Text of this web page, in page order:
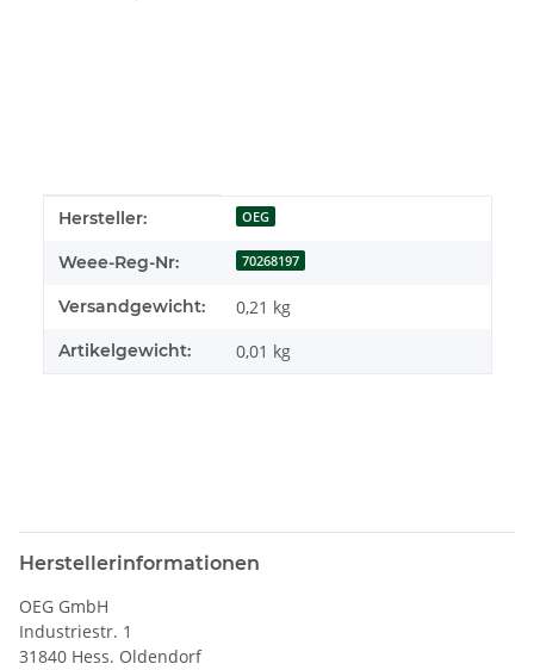
Produkteigenschaft
Wert
Hersteller: OEG
Weee-Reg-Nr: 70268197
Versandgewicht: 0,21 kg
Artikelgewicht: 0,01 kg
Herstellerinformationen
OEG GmbH
Industriestr. 1
31840 Hess. Oldendorf